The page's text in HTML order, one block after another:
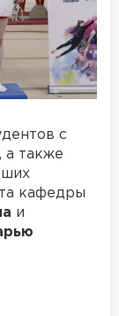
с
а также
кафедры
и